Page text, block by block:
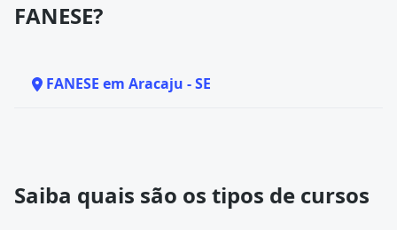
FANESE?
FANESE em Aracaju - SE
Saiba quais são os tipos de cursos